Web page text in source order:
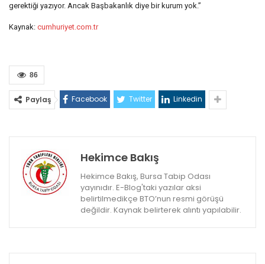
gerektiği yazıyor. Ancak Başbakanlık diye bir kurum yok.”
Kaynak: cumhuriyet.com.tr
86
Paylaş Facebook Twitter Linkedin
Hekimce Bakış
Hekimce Bakış, Bursa Tabip Odası
yayınıdır. E-Blog'taki yazılar aksi
belirtilmedikçe BTO’nun resmi görüşü
değildir. Kaynak belirterek alıntı yapılabilir.